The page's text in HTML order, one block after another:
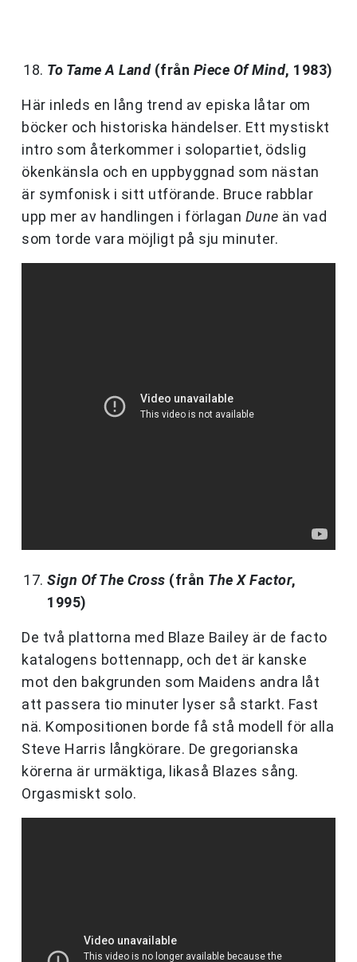
To Tame A Land(från Piece Of Mind, 1983)
Här inleds en lång trend av episka låtar om
böcker och historiska händelser. Ett mystiskt
intro som återkommer i solopartiet, ödslig
ökenkänsla och en uppbyggnad som nästan
är symfonisk i sitt utförande. Bruce rabblar
upp mer av handlingen i förlagan Dune än vad
som torde vara möjligt på sju minuter.
Sign Of The Cross (från The X Factor,
1995)
De två plattorna med Blaze Bailey är de facto
katalogens bottennapp, och det är kanske
mot den bakgrunden som Maidens andra låt
att passera tio minuter lyser så starkt. Fast
nä. Kompositionen borde få stå modell för alla
Steve Harris långkörare. De gregorianska
körerna är urmäktiga, likaså Blazes sång.
Orgasmiskt solo.